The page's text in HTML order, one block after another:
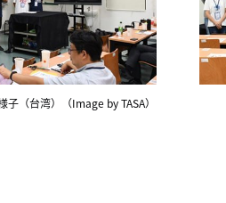
（台湾）（Image by TASA）